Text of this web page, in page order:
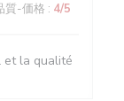
質-価格 : 4/5
et la qualité